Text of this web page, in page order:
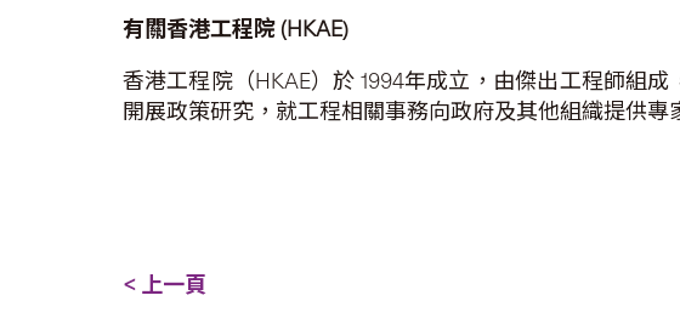
有關香港工程院(HKAE)
香港工程院（HKAE）於 1994年成立，由傑出工程師組
開展政策研究，就工程相關事務向政府及其他組織提供專
< 上一頁